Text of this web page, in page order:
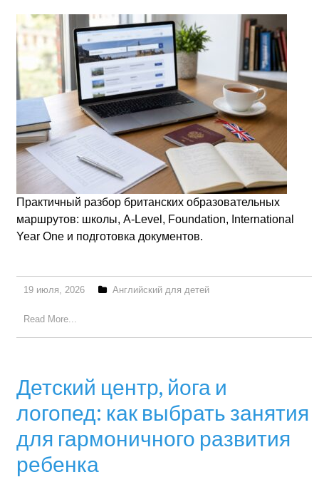
Практичный разбор британских образовательных
маршрутов: школы, A-Level, Foundation, International
Year One и подготовка документов.
19 июля, 2026 Английский для детей
Read More...
Детский центр, йога и
логопед: как выбрать занятия
для гармоничного развития
ребенка